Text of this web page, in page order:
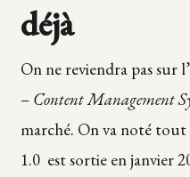
déjà
On ne reviendra pas sur
– Content Management
marché. On va noté tout
1.0 est sortie en janvier